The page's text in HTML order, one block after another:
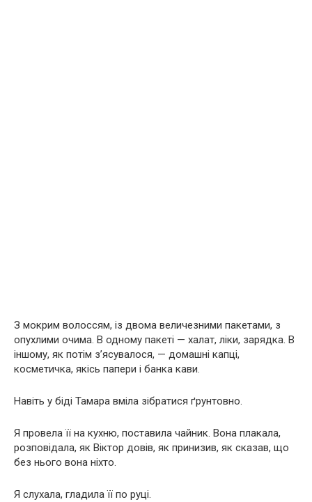
З мокрим волоссям, із двома величезними пакетами, з
опухлими очима. В одному пакеті — халат, ліки, зарядка. В
іншому, як потім з’ясувалося, — домашні капці,
косметичка, якісь папери і банка кави.
Навіть у біді Тамара вміла зібратися ґрунтовно.
Я провела її на кухню, поставила чайник. Вона плакала,
розповідала, як Віктор довів, як принизив, як сказав, що
без нього вона ніхто.
Я слухала, гладила її по руці.